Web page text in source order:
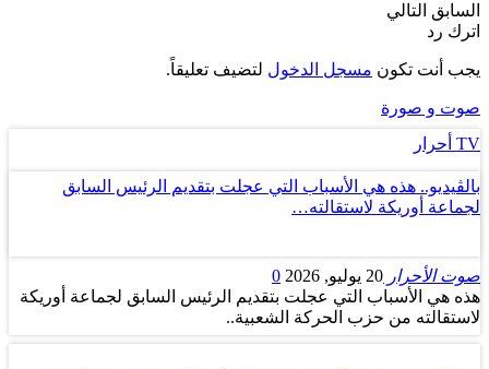
السابق التالي
اترك رد
يجب أنت تكون مسجل الدخول لتضيف تعليقاً.
صوت و صورة
TV أحرار
بالڤيديو.. هذه هي الأسباب التي عجلت بتقديم الرئيس السابق
لجماعة أوريكة لاستقالته…
صوت الأحرار 20 يوليو, 2026
0
هذه هي الأسباب التي عجلت بتقديم الرئيس السابق لجماعة أوريكة
لاستقالته من حزب الحركة الشعبية..